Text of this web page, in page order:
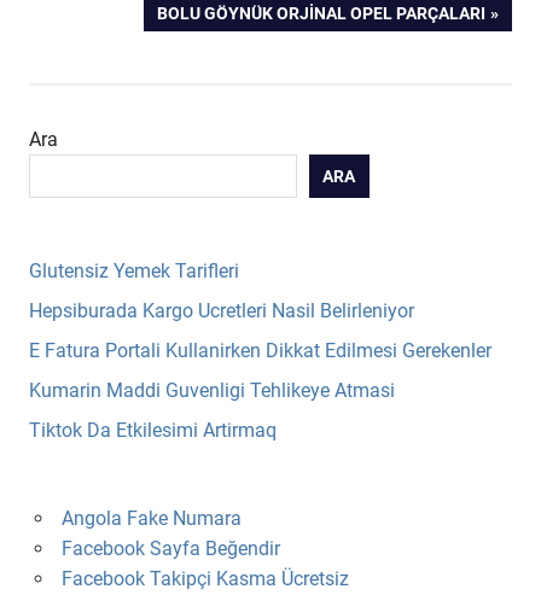
gezinmesi
NEXT
POST:
BOLU GÖYNÜK ORJINAL OPEL PARÇALARI
Ara
ARA
Glutensiz Yemek Tarifleri
Hepsiburada Kargo Ucretleri Nasil Belirleniyor
E Fatura Portali Kullanirken Dikkat Edilmesi Gerekenler
Kumarin Maddi Guvenligi Tehlikeye Atmasi
Tiktok Da Etkilesimi Artirmaq
Angola Fake Numara
Facebook Sayfa Beğendir
Facebook Takipçi Kasma Ücretsiz